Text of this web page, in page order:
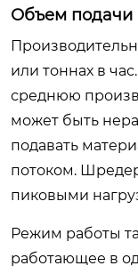
Объем
или тоннах в
среднюю
может быть
подавать
потоком.
пиковыми
Режим работы
работающее в